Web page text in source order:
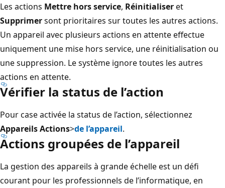
Les actions Mettre hors service, Réinitialiseret
Supprimersont prioritaires sur toutes les autres actions.
Un appareil avec plusieurs actions en attente effectue
uniquement une mise hors service, une réinitialisation ou
une suppression. Le système ignore toutes les autres
actions en attente.
Vérifier la status de l’action
Pour case activée la status de l’action, sélectionnez
Appareils Actions>de l’appareil.
Actions groupées de l’appareil
La gestion des appareils à grande échelle est un défi
courant pour les professionnels de l’informatique, en